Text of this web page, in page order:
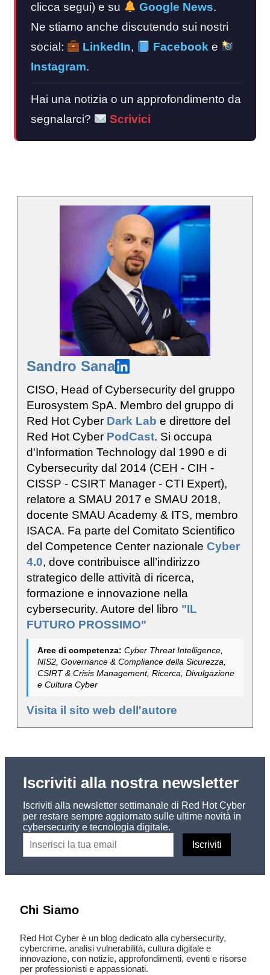
clicca segui) e su
Google News.
Ne stiamo anche discutendo sui nostri
social:
LinkedIn, Facebook e
Instagram.
Hai una notizia o un approfondimento da
segnalarci?
Scrivici
Sandro Sana
CISO, Head of Cybersecurity del gruppo
Eurosystem SpA. Membro del gruppo di
Red Hot Cyber Dark Lab e direttore del
Red Hot Cyber PodCast. Si occupa
d'Information Technology dal 1990 e di
Cybersecurity dal 2014 (CEH - CIH -
CISSP - CSIRT Manager - CTI Expert),
relatore a SMAU 2017 e SMAU 2018,
docente SMAU Academy & ITS, membro
ISACA. Fa parte del Comitato Scientifico
del Competence Center nazionale Cyber
4.0, dove contribuisce all’indirizzo
strategico delle attività di ricerca,
formazione e innovazione nella
cybersecurity. Autore del libro "IL
FUTURO PROSSIMO"
Aree di competenza: Cyber Threat Intelligence,
NIS2, Governance & Compliance della Sicurezza,
CSIRT & Crisis Management, Ricerca, Divulgazione
e Cultura Cyber
Visita il sito web dell'autore
Iscriviti alla nostra newsletter
Iscriviti alla newsletter settimanale di Red Hot Cyber
per restare sempre aggiornato sulle ultime novità in
cybersecurity e tecnologia digitale.
Chi Siamo
Red Hot Cyber è un blog dedicato alla cybersecurity,
cybercrime, analisi vulnerabilità, cultura digitale e
innovazione, con notizie, approfondimenti, eventi e risorse
per professionisti e appassionati.